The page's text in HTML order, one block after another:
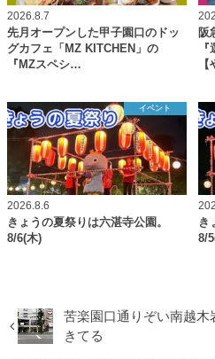
2026.8.7
先月オープンした甲子園口のドッ
グカフェ「MZ KITCHEN」の
『MZスペシ…
阪
イベント
2026.8.6
きょうの夏祭りは六湛寺公園。
8/6(木)
き
8/
苦楽園口通りぞい南越
きてる